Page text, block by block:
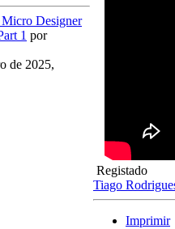
Designer
1 por
de 2025,
Registado
Tiago
Imprimir